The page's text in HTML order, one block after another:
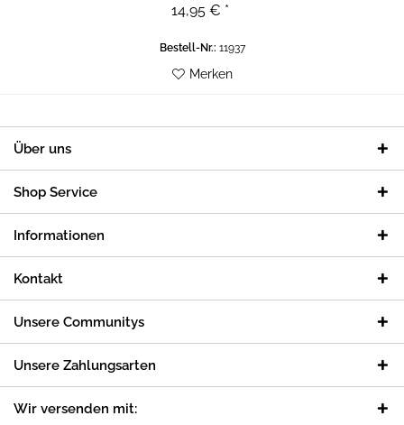
14,95 € *
Bestell-Nr.: 11937
Merken
Über uns
Shop Service
Informationen
Kontakt
Unsere Communitys
Unsere Zahlungsarten
Wir versenden mit: